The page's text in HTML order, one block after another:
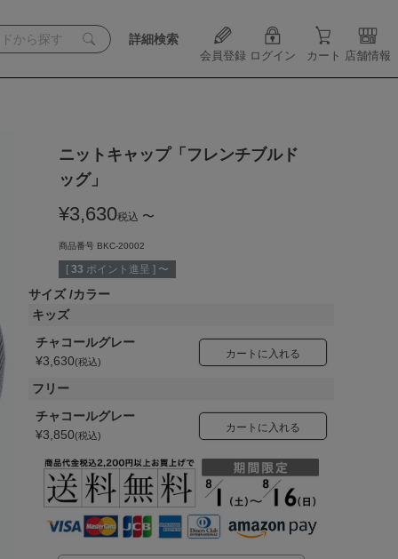
詳細検索
会員登録 ログイン カート 店舗情報
ニットキャップ「フレンチブルド
ッグ」
¥3,630税込 〜
商品番号 BKC-20002
[ 33 ポイント進呈 ] 〜
サイズ
カラー
キッズ
チャコールグレー
¥3,630 税込
カートに入れる
フリー
チャコールグレー
¥3,850 税込
カートに入れる